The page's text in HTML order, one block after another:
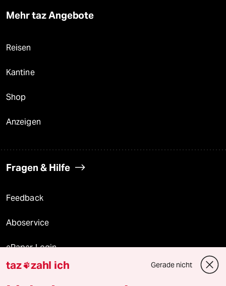
Mehr taz Angebote
Reisen
Kantine
Shop
Anzeigen
Fragen & Hilfe
Feedback
Aboservice
ePaper Login
Downloads für Abonnierende
taz zahl ich Gerade nicht